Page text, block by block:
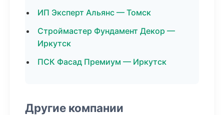
ИП Эксперт Альянс — Томск
Строймастер Фундамент Декор —
Иркутск
ПСК Фасад Премиум — Иркутск
Другие компании